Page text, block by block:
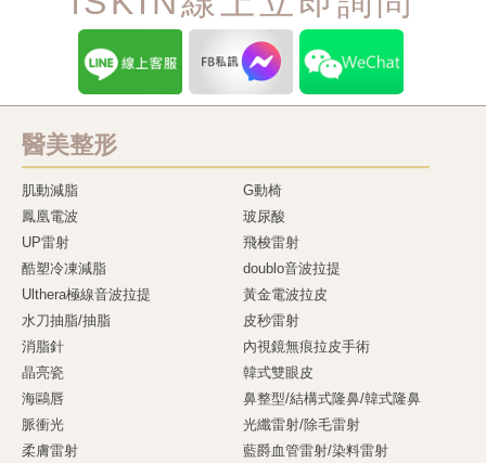
醫美整形
肌動減脂
G動椅
鳳凰電波
玻尿酸
UP雷射
飛梭雷射
酷塑冷凍減脂
doublo音波拉提
Ulthera極線音波拉提
黃金電波拉皮
水刀抽脂/抽脂
皮秒雷射
消脂針
內視鏡無痕拉皮手術
晶亮瓷
韓式雙眼皮
海鷗唇
鼻整型/結構式隆鼻/韓式隆鼻
脈衝光
光纖雷射/除毛雷射
柔膚雷射
藍爵血管雷射/染料雷射